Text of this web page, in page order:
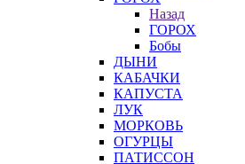
Назад
ГОРОХ
Бобы
ДЫНИ
КАБАЧКИ
КАПУСТА
ЛУК
МОРКОВЬ
ОГУРЦЫ
ПАТИССОН